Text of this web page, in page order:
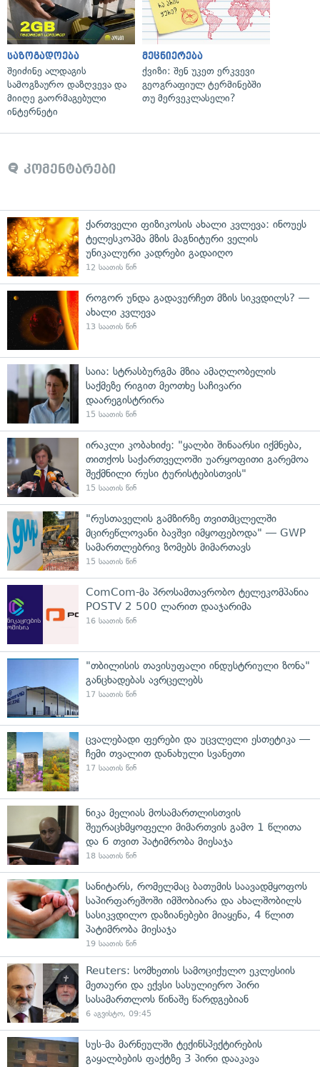
საზოგადოება
შეიძინე ალდაგის
სამოგზაურო დაზღვევა და
მიიღე გაორმაგებული
ინტერნეტი
მეცნიერება
ქვიზი: შენ უკეთ ერკვევი
გეოგრაფიულ ტერმინებში
თუ მერვეკლასელი?
კომენტარები
ქართველი ფიზიკოსის ახალი კვლევა: ინოუეს
ტელესკოპმა მზის მაგნიტური ველის
უნიკალური კადრები გადაიღო
12 საათის წინ
როგორ უნდა გადავურჩეთ მზის სიკვდილს? —
ახალი კვლევა
13 საათის წინ
საია: სტრასბურგმა მზია ამაღლობელის
საქმეზე რიგით მეოთხე საჩივარი
დაარეგისტრირა
15 საათის წინ
ირაკლი კობახიძე: "ყალბი შინაარსი იქმნება,
თითქოს საქართველოში უარყოფითი გარემოა
შექმნილი რუსი ტურისტებისთვის"
15 საათის წინ
"რუსთაველის გამზირზე თვითმცლელში
მცირეწლოვანი ბავშვი იმყოფებოდა" — GWP
სამართლებრივ ზომებს მიმართავს
15 საათის წინ
ComCom-მა პროსამთავრობო ტელეკომპანია
POSTV 2 500 ლარით დააჯარიმა
16 საათის წინ
"თბილისის თავისუფალი ინდუსტრიული ზონა"
განცხადებას ავრცელებს
17 საათის წინ
ცვალებადი ფერები და უცვლელი ესთეტიკა —
ჩემი თვალით დანახული სვანეთი
17 საათის წინ
ნიკა მელიას მოსამართლისთვის
შეურაცხმყოფელი მიმართვის გამო 1 წლითა
და 6 თვით პატიმრობა მიესაჯა
18 საათის წინ
სანიტარს, რომელმაც ბათუმის საავადმყოფოს
საპირფარეშოში იმშობიარა და ახალშობილს
სასიკვდილო დაზიანებები მიაყენა, 4 წლით
პატიმრობა მიესაჯა
19 საათის წინ
Reuters: სომხეთის სამოციქულო ეკლესიის
მეთაური და ექვსი სასულიერო პირი
სასამართლოს წინაშე წარდგებიან
6 აგვისტო, 09:45
სუს-მა მარნეულში ტექინსპექტირების
გაყალბების ფაქტზე 3 პირი დააკავა